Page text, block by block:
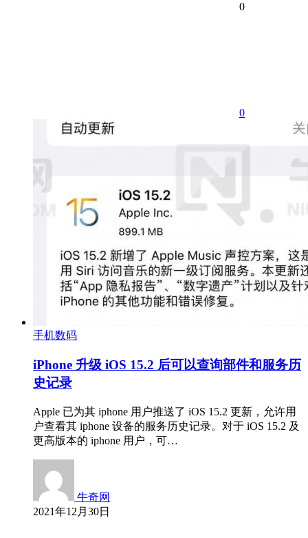
0
0
手机数码
iPhone 升级 iOS 15.2 后可以查询部件和服务历
史记录
Apple 已为其 iphone 用户推送了 iOS 15.2 更新，允许用
户查看其 iphone 设备的服务历史记录。对于 iOS 15.2 及
更高版本的 iphone 用户，可…
牛奇网
2021年12月30日